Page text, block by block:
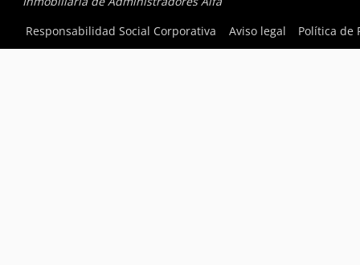
Responsabilidad Social Corporativa
Aviso legal Política de